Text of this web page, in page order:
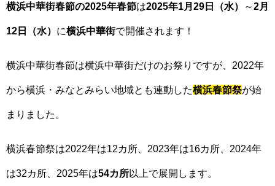
横浜中華街春節の2025年春節は2025年1月29日（水） ～2月
12日（水） に横浜中華街で開催されます！
横浜中華街春節は横浜中華街だけのお祭りですが、2022年
から横浜・みなとみらい地域とも連動した横浜春節祭が始
まりました。
横浜春節祭は2022年は12カ所、2023年は16カ所、2024年
は32カ所、2025年は54カ所 以上で展開します。